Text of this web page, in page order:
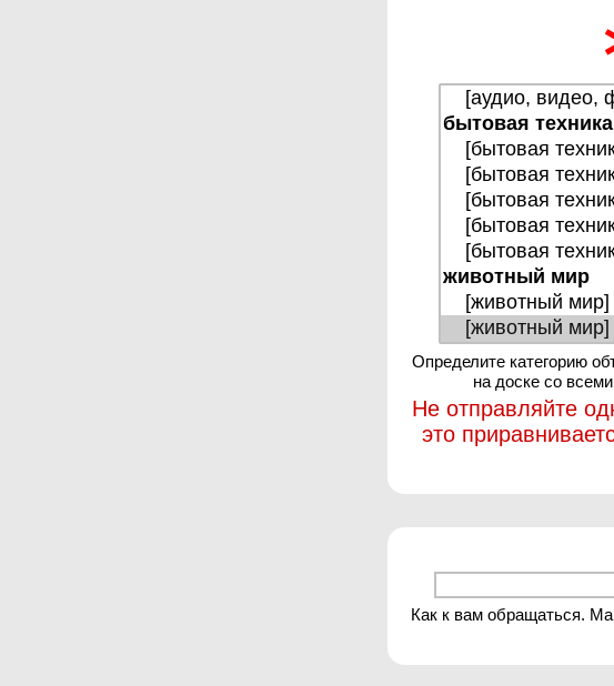
Определите категорию
на доске со
Не отправляйте
это
Как к вам обращаться.